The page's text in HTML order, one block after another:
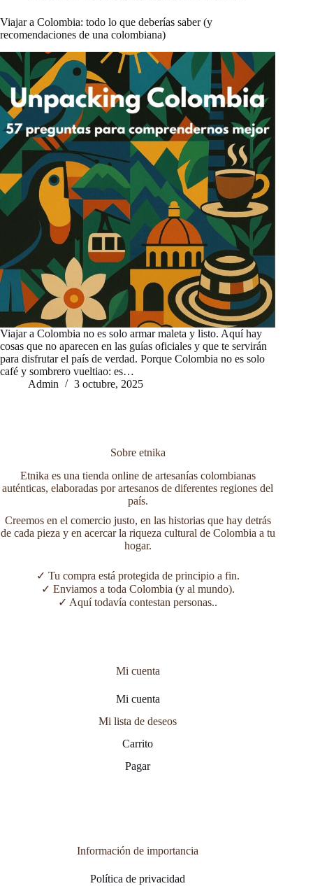
Viajar a Colombia: todo lo que deberías saber (y
recomendaciones de una colombiana)
Viajar a Colombia no es solo armar maleta y listo. Aquí hay
cosas que no aparecen en las guías oficiales y que te servirán
para disfrutar el país de verdad. Porque Colombia no es solo
café y sombrero vueltiao: es…
Admin
3 octubre, 2025
Sobre etnika
Etnika es una tienda online de artesanías colombianas
auténticas, elaboradas por artesanos de diferentes regiones del
país.
Creemos en el comercio justo, en las historias que hay detrás
de cada pieza y en acercar la riqueza cultural de Colombia a tu
hogar.
✓ Tu compra está protegida de principio a fin.
✓ Enviamos a toda Colombia (y al mundo).
✓ Aquí todavía contestan personas..
Mi cuenta
Mi cuenta
Mi lista de deseos
Carrito
Pagar
Información de importancia
Política de privacidad